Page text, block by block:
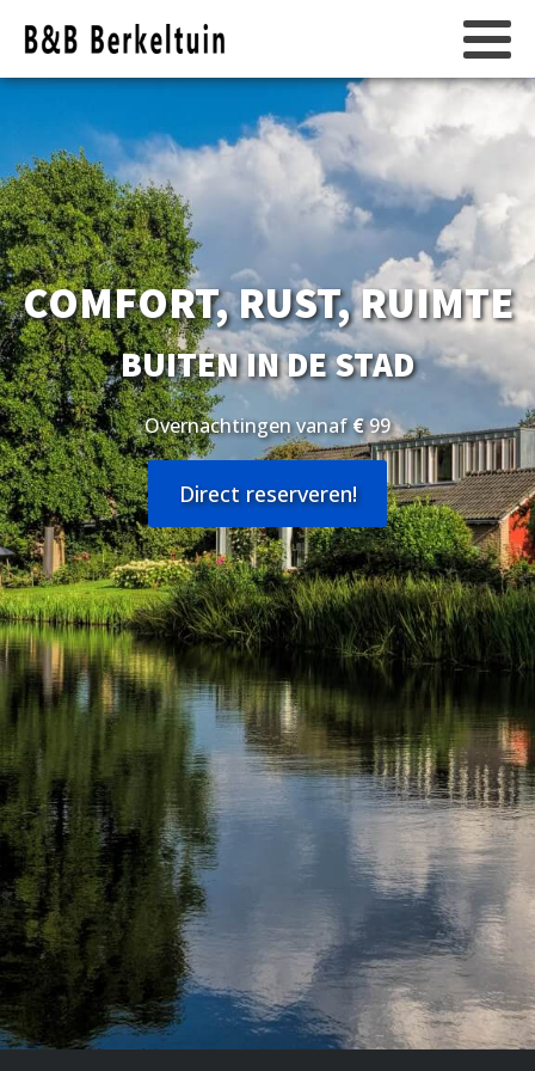
COMFORT, RUST, RUIMTE
BUITEN IN DE STAD
Overnachtingen vanaf€99
Direct reserveren!